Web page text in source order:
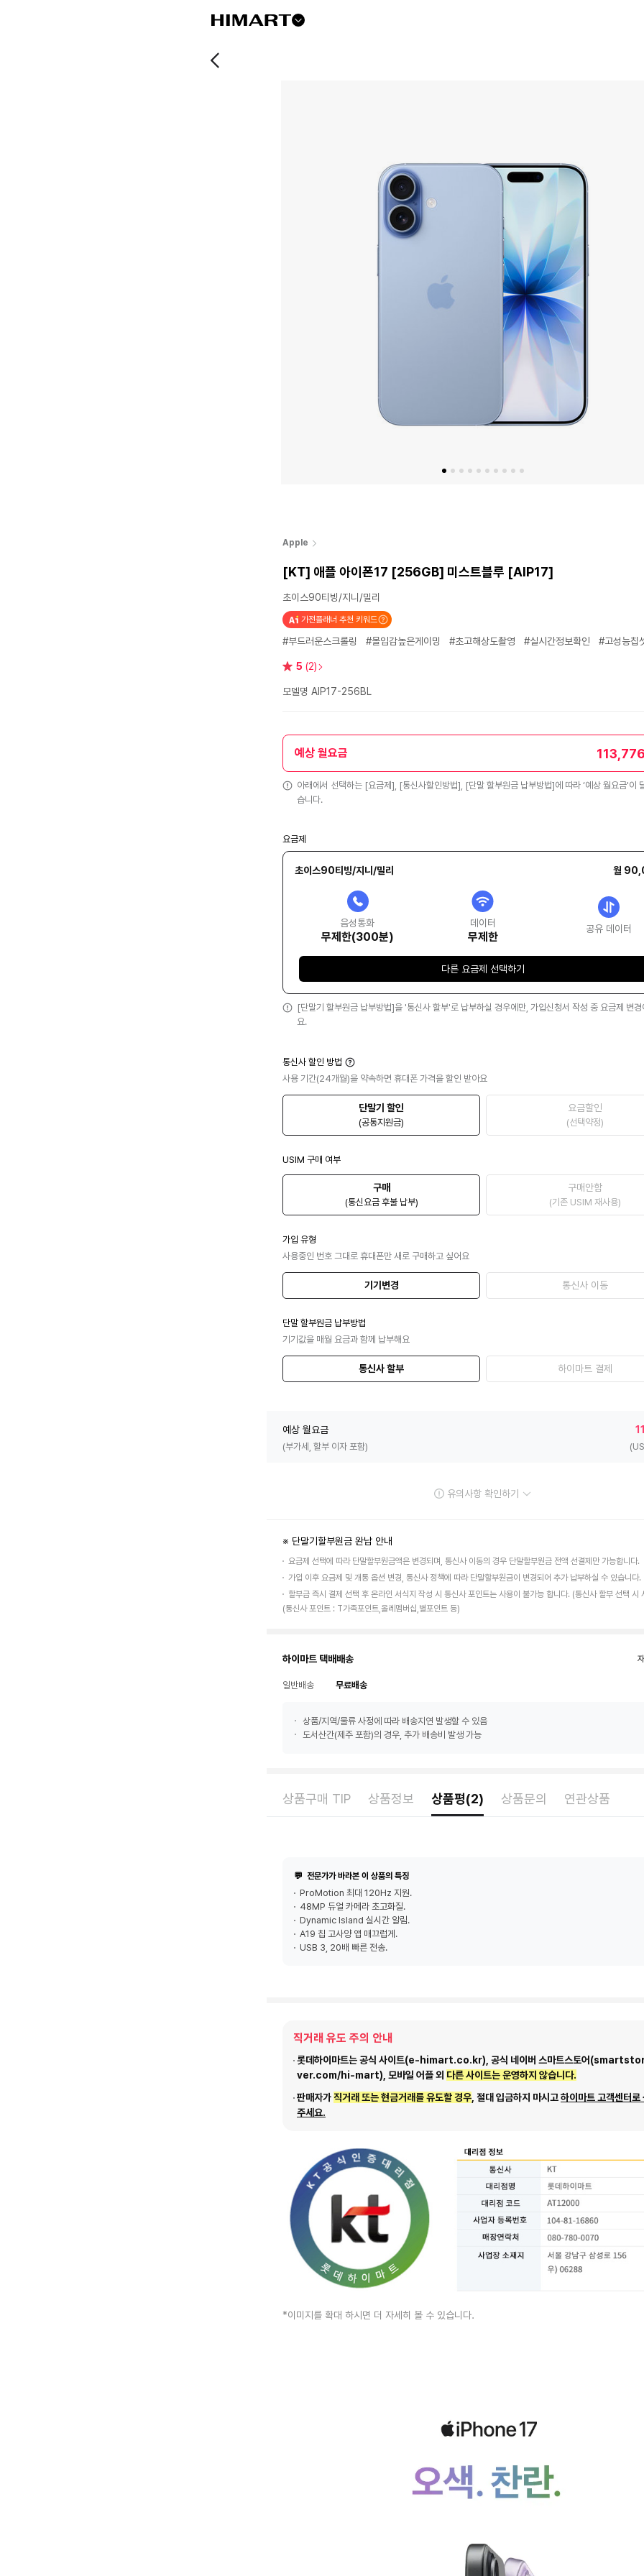
Apple
[KT] 애플 아이폰17 [256GB] 미스트블루 [AIP17]
초이스90티빙/지니/밀리
가전플래너 추천 키워드
#부드러운스크롤링 #몰입감높은게이밍 #초고해상도촬영 #실시간정보확인 #고성능칩
별 5 (2)
모델명 AIP17-256BL
예상 월요금
아래에서 선택하는 [요금제], [통신사할인방법], [단말 할부원금 납부방법]에 따라 ‘예상 월요금'이
습니다.
요금제
초이스90티빙/지니/밀리 월
음성통화
무제한(300분)
데이터
무제한
공유 데이터
다른 요금제 선택하기
[단말기 할부원금 납부방법]을 '통신사 할부'로 납부하실 경우에만, 가입신청서 작성 중 요금제 변경
요.
통신사 할인 방법
사용 기간(24개월)을 약속하면 휴대폰 가격을 할인 받아요
단말기 할인
(공통지원금)
요금할인
(선택약정)
USIM 구매 여부
구매
(통신요금 후불 납부)
구매안함
(기존 USIM 재사용)
가입 유형
사용중인 번호 그대로 휴대폰만 새로 구매하고 싶어요
기기변경 통신사 이동
단말 할부원금 납부방법
기기값을 매월 요금과 함께 납부해요
통신사 할부 하이마트 결제
예상 월요금
(부가세, 할부 이자 포함)
유의사항 확인하기
※ 단말기할부원금 완납 안내
요금제 선택에 따라 단말할부원금액은 변경되며, 통신사 이동의 경우 단말할부원금 전액 선결제만 가능합니다.
가입 이후 요금제 및 개통 옵션 변경, 통신사 정책에 따라 단말할부원금이 변경되어 추가 납부하실 수 있습니다.
할부금 즉시 결제 선택 후 온라인 서식지 작성 시 통신사 포인트는 사용이 불가능 합니다. (통신사 할부 선택 시
(통신사 포인트 : T가족포인트,올레멤버십,별포인트 등)
하이마트 택배배송
일반배송 무료배송
상품/지역/물류 사정에 따라 배송지연 발생할 수 있음
도서산간(제주 포함)의 경우, 추가 배송비 발생 가능
상품구매 TIP 상품정보 상품평(2) 상품문의 연관상품
💬 전문가가 바라본 이 상품의 특징
ProMotion 최대 120Hz 지원.
48MP 듀얼 카메라 초고화질.
Dynamic Island 실시간 알림.
A19 칩 고사양 앱 매끄럽게.
USB 3, 20배 빠른 전송.
직거래 유도 주의 안내
롯데하이마트는 공식 사이트(e-himart.co.kr), 공식 네이버 스마트스토어
ver.com/hi-mart), 모바일 어플 외 다른 사이트는 운영하지 않습니다.
판매자가직거래 또는 현금거래를 유도할 경우, 절대 입금하지 마시고하이마트 고객센터로
주세요.
*이미지를 확대 하시면 더 자세히 볼 수 있습니다.